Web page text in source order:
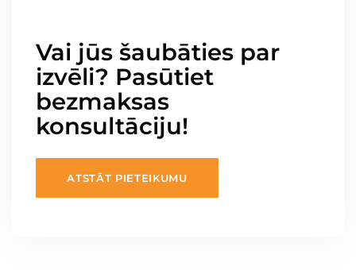
Vai jūs šaubāties par
izvēli? Pasūtiet
bezmaksas
konsultāciju!
ATSTĀT PIETEIKUMU